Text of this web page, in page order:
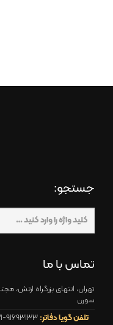
جستجو:
تماس با ما
سورن
تلفن گویا دفاتر: